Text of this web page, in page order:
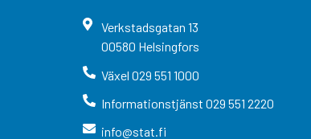
Verkstadsgatan 13
00580 Helsingfors
Växel 029 551 1000
Informationstjänst 029 551 2220
info@stat.fi